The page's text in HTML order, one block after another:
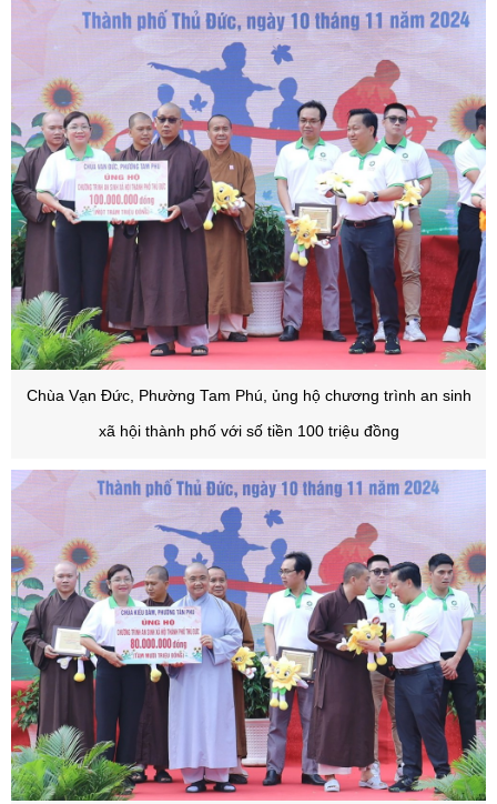
Chùa Vạn Đức, Phường Tam Phú, ủng hộ chương trình an sinh
xã hội thành phố với số tiền 100 triệu đồng